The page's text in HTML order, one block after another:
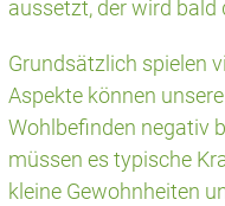
aussetzt, der wird bald
Grundsätzlich spielen
Aspekte können
Wohlbefinden negativ
müssen es typische
kleine Gewohnheiten